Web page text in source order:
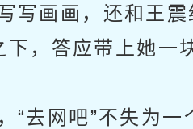
画画，还和王震
，答应带上她一
去网吧”不失为一